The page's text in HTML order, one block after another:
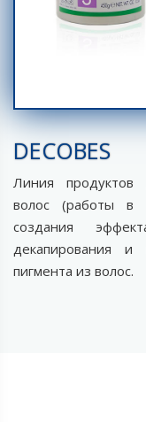
DECOBES
Линия продуктов
волос (работы в
создания
декапирования и
пигмента из волос.